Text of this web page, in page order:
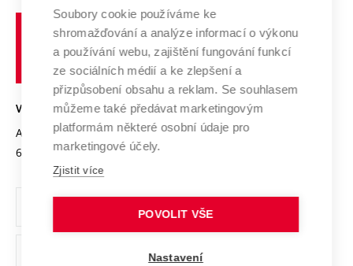
Výzkumné infrastruktury
Transfer znalostí
Open Science
Projekty
Projekty ze strukturálních fondů
Specifický výzkum
Spolupráce se školami
Mezinárodní dohody
Univerzitní sítě
Profil univerzity
Udržitelná univerzita
Podnikavá univerzita / ContriBUTe
Bezpečná univerzita
Vyznamenání
Organizační struktura
Ochrana osobních údajů
učení
technické
Brně
VYSOKÉ UČENÍ TECHNICKÉ V BRNĚ
Antonínská 548/1
602 00 Brno
www.vut.cz
vut@vutbr.cz
Soubory cookie používáme ke
shromažďování a analýze informací o výkonu
a používání webu, zajištění fungování funkcí
ze sociálních médií a ke zlepšení a
přizpůsobení obsahu a reklam. Se souhlasem
můžeme také předávat marketingovým
platformám některé osobní údaje pro
marketingové účely.
Zjistit více
POVOLIT VŠE
Nastavení